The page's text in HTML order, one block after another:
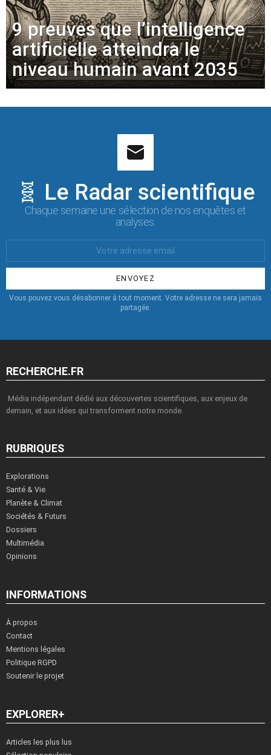
9 preuves que l’intelligence
artificielle atteindra le
niveau humain avant 2035
🧬 Le Radar scientifique
Chaque semaine une sélection de nos enquêtes et
analyses.
:
Vous pouvez vous désabonner à tout moment. Votre adresse ne sera jamais
partagée.
RECHERCHE.FR
Média indépendant dédié aux découvertes scientifiques, aux enjeux de
demain, et aux idées qui transforment notre monde.
RUBRIQUES
Explorations
Santé & Vie
Planète & Climat
Sociétés & Futurs
Dossiers
Multimédia
Opinions
INFORMATIONS
À propos
Contact
Mentions légales
Politique RGPD
Soutenir le projet
EXPLORER+
Articles les plus lus